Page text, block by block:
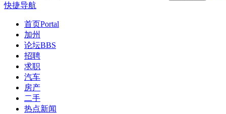
快捷导航
首页Portal
加州
论坛BBS
招聘
求职
汽车
房产
二手
热点新闻